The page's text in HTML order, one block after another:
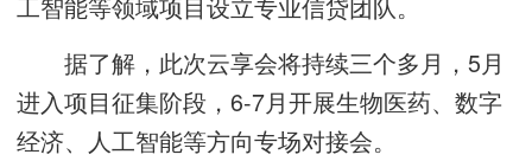
据了解，此次云享会将持续三个多月，5月
进入项目征集阶段，6-7月开展生物医药、数字
经济、人工智能等方向专场对接会。